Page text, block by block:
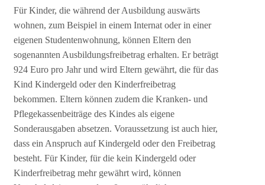
Für Kinder, die während der Ausbildung auswärts
wohnen, zum Beispiel in einem Internat oder in einer
eigenen Studentenwohnung, können Eltern den
sogenannten Ausbildungsfreibetrag erhalten. Er beträgt
924 Euro pro Jahr und wird Eltern gewährt, die für das
Kind Kindergeld oder den Kinderfreibetrag
bekommen. Eltern können zudem die Kranken- und
Pflegekassenbeiträge des Kindes als eigene
Sonderausgaben absetzen. Voraussetzung ist auch hier,
dass ein Anspruch auf Kindergeld oder den Freibetrag
besteht. Für Kinder, für die kein Kindergeld oder
Kinderfreibetrag mehr gewährt wird, können